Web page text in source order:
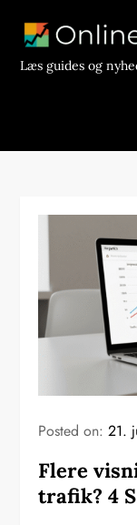
contentLæs guides og
Posted on:21.
Flere
trafik? 4